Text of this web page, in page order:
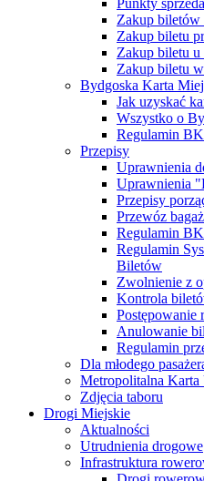
Zakup
Zakup biletu
Zakup biletu u
Zakup biletu
Bydgoska Karta
Jak uzyskać
Wszystko o
Regulamin
Przepisy
Uprawnienia
Uprawnienia
Przepisy
Przewóz
Regulamin
Regulamin
Biletów
Zwolnienie z
Kontrola
Postępowanie
Anulowanie
Regulamin
Dla młodego
Metropolitalna Karta
Zdjęcia taboru
Drogi Miejskie
Aktualności
Utrudnienia drogowe
Infrastruktura